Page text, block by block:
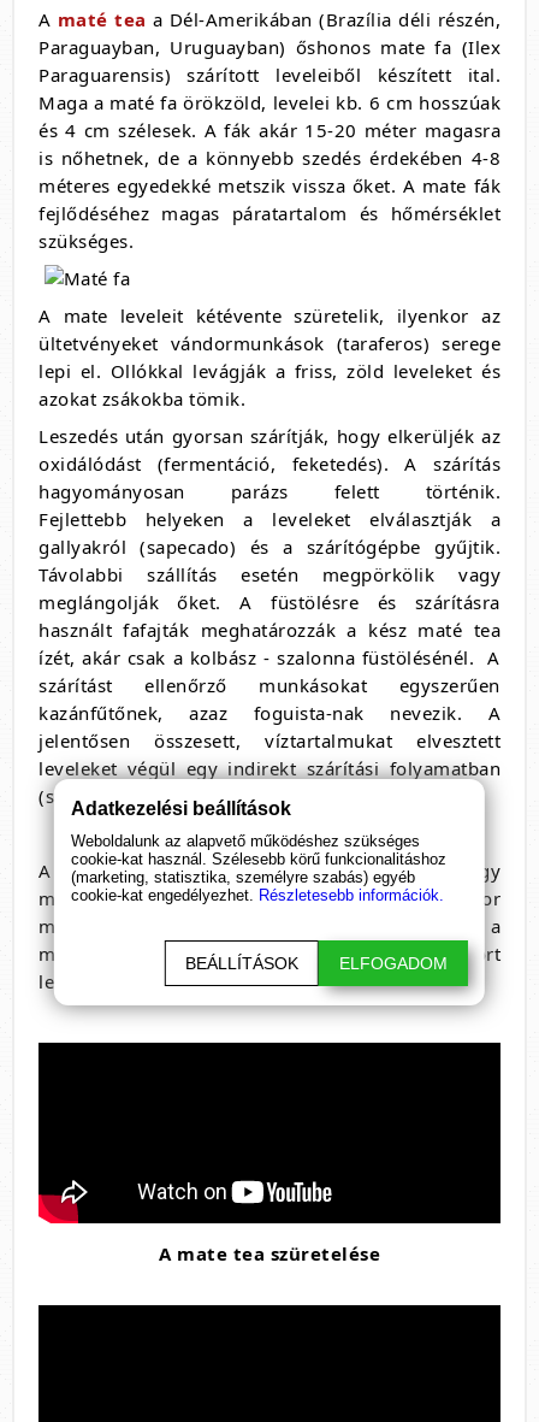
A maté tea a Dél-Amerikában (Brazília déli részén,
Paraguayban, Uruguayban) őshonos mate fa (Ilex
Paraguarensis) szárított leveleiből készített ital.
Maga a maté fa örökzöld, levelei kb. 6 cm hosszúak
és 4 cm szélesek. A fák akár 15-20 méter magasra
is nőhetnek, de a könnyebb szedés érdekében 4-8
méteres egyedekké metszik vissza őket. A mate fák
fejlődéséhez magas páratartalom és hőmérséklet
szükséges.
A mate leveleit kétévente szüretelik, ilyenkor az
ültetvényeket vándormunkások (taraferos) serege
lepi el. Ollókkal levágják a friss, zöld leveleket és
azokat zsákokba tömik.
Leszedés után gyorsan szárítják, hogy elkerüljék az
oxidálódást (fermentáció, feketedés). A szárítás
hagyományosan parázs felett történik.
Fejlettebb helyeken a leveleket elválasztják a
gallyakról (sapecado) és a szárítógépbe gyűjtik.
Távolabbi szállítás esetén megpörkölik vagy
meglángolják őket. A füstölésre és szárításra
használt fafajták meghatározzák a kész maté tea
ízét, akár csak a kolbász - szalonna füstölésénél. A
szárítást ellenőrző munkásokat egyszerűen
kazánfűtőnek, azaz foguista-nak nevezik. A
jelentősen összesett, víztartalmukat elvesztett
leveleket végül egy indirekt szárítási folyamatban
(secaderos) véglegesítik.
A szárítást követheti a mate őrlése, amely egy
malomban (canchadoras) történik. Ilyenkor
meglehetősen porszerű állapotban csomagolják a
matét, amely minőségében ugyanolyan, mint a tört
levelekből álló mate tea.
A mate tea szüretelése
Adatkezelési beállítások
Weboldalunk az alapvető működéshez szükséges
cookie-kat használ. Szélesebb körű funkcionalitáshoz
(marketing, statisztika, személyre szabás) egyéb
cookie-kat engedélyezhet. Részletesebb információk.
BEÁLLÍTÁSOK ELFOGADOM